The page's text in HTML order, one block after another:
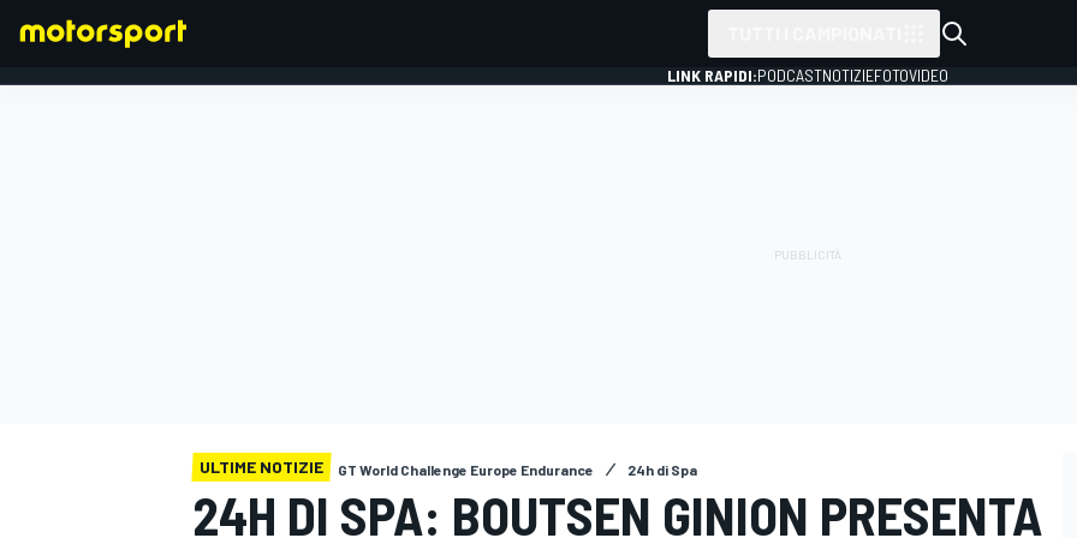
LINK RAPIDI:PODCASTNOTIZIEFOTOVIDEO
ULTIME NOTIZIE GT World Challenge Europe Endurance 24h di Spa
24H DI SPA: BOUTSEN GINION PRESENTA